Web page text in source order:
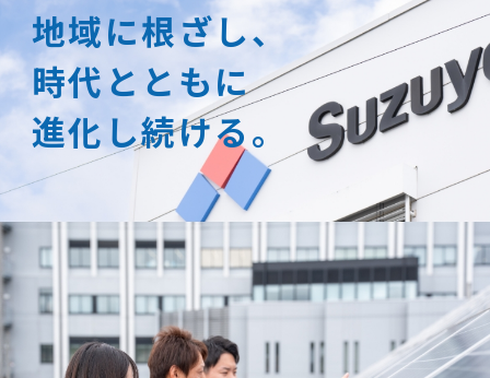
地域に根ざし、
時代とともに
進化し続ける。